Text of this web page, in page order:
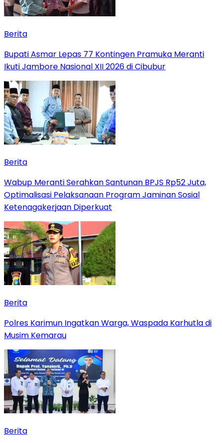
Berita
Bupati Asmar Lepas 77 Kontingen Pramuka Meranti
Ikuti Jambore Nasional XII 2026 di Cibubur
Berita
Wabup Meranti Serahkan Santunan BPJS Rp52 Juta,
Optimalisasi Pelaksanaan Program Jaminan Sosial
Ketenagakerjaan Diperkuat
Berita
Polres Karimun Ingatkan Warga, Waspada Karhutla di
Musim Kemarau
Berita